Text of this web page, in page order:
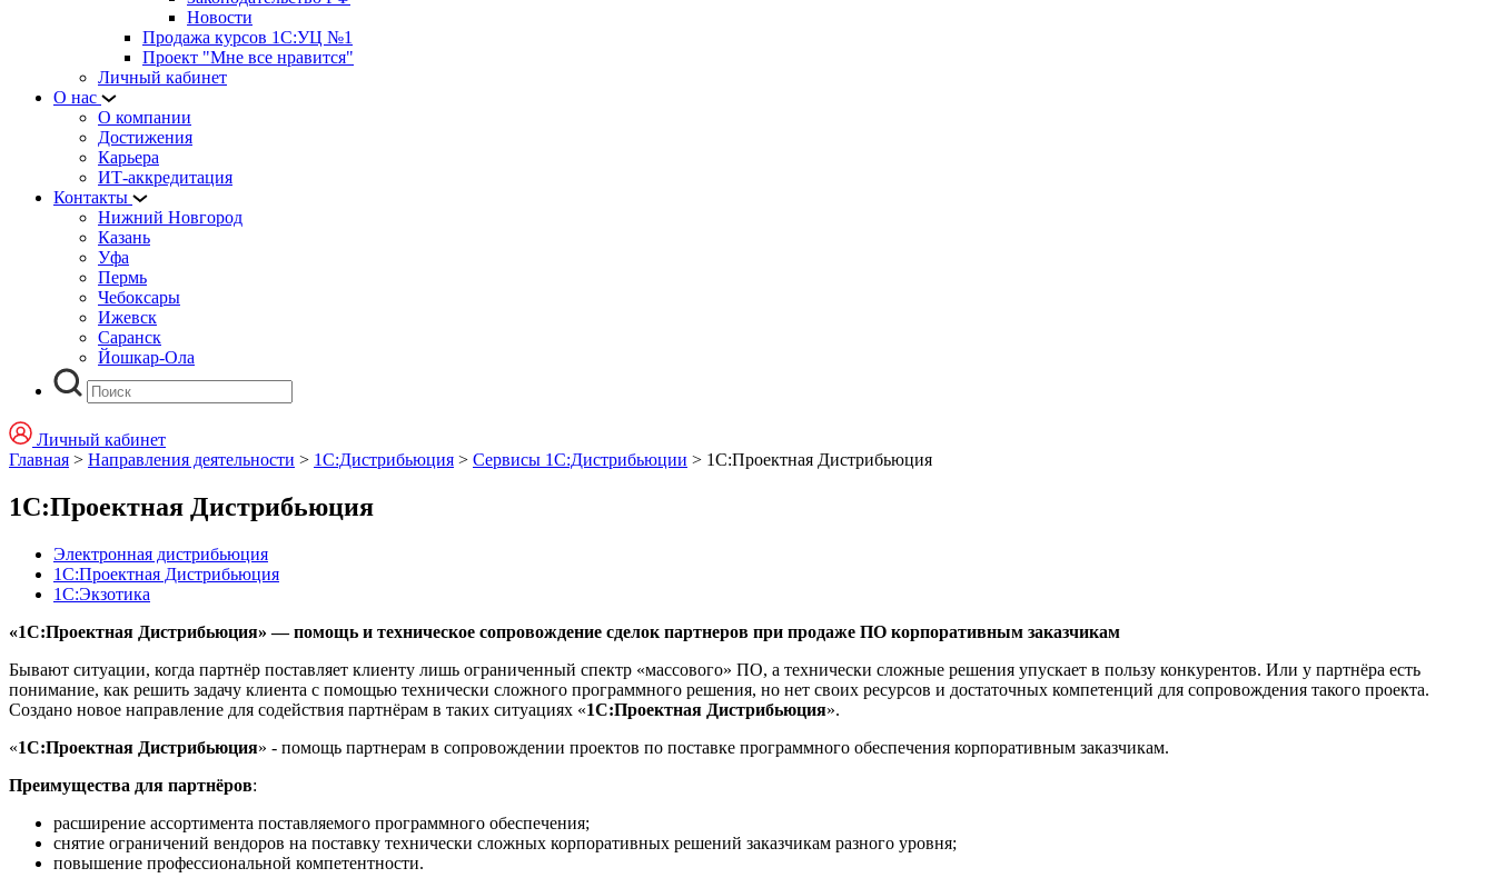
Новости
Продажа курсов 1С:УЦ №1
Проект "Мне все нравится"
Личный кабинет
О нас
О компании
Достижения
Карьера
ИТ-аккредитация
Контакты
Нижний Новгород
Казань
Уфа
Пермь
Чебоксары
Ижевск
Саранск
Йошкар-Ола
Личный кабинет
Главная > Направления деятельности > 1С:Дистрибьюция > Сервисы 1С:Дистрибьюции > 1С:Проектная Дистрибьюция
1С:Проектная Дистрибьюция
Электронная дистрибьюция
1С:Проектная Дистрибьюция
1С:Экзотика
«1С:Проектная Дистрибьюция» — помощь и техническое сопровождение сделок партнеров при продаже ПО корпоративным заказчикам
Бывают ситуации, когда партнёр поставляет клиенту лишь ограниченный спектр «массового» ПО, а технически сложные решения упускает в пользу конкурентов. Или у партнёра есть
понимание, как решить задачу клиента с помощью технически сложного программного решения, но нет своих ресурсов и достаточных компетенций для сопровождения такого проекта.
Создано новое направление для содействия партнёрам в таких ситуациях «1С:Проектная Дистрибьюция».
«1С:Проектная Дистрибьюция» - помощь партнерам в сопровождении проектов по поставке программного обеспечения корпоративным заказчикам.
Преимущества для партнёров:
расширение ассортимента поставляемого программного обеспечения;
снятие ограничений вендоров на поставку технически сложных корпоративных решений заказчикам разного уровня;
повышение профессиональной компетентности.